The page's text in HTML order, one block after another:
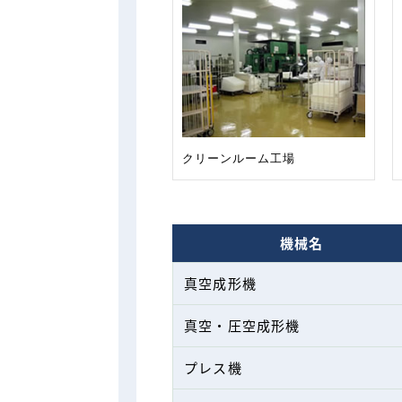
クリーンルーム工場
機械名
真空成形機
真空・圧空成形機
プレス機